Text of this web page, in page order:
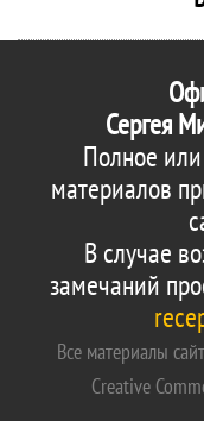
Сергея
Полное
материалов
В случае
замечаний
Все материалы
Creative